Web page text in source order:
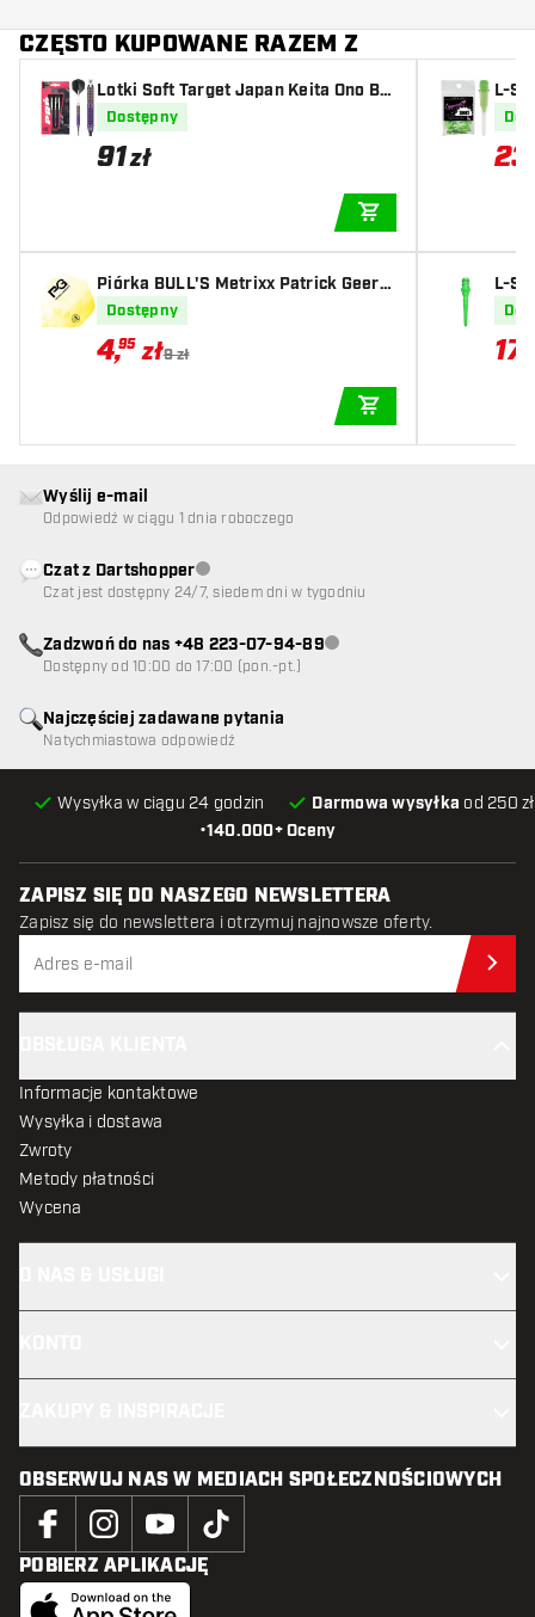
CZĘSTO KUPOWANE RAZEM Z
Lotki Soft Target Japan Keita Ono Br
ass
Dostępny
91zł
Piórka BULL'S Metrixx Patrick Geera
ets NO2
Dostępny
4,95 zł9 zł
L-
23
L-
17
•140.000+ Oceny
Wysyłka w ciągu 24 godzin Darmowa wysyłka od 250
Najczęściej zadawane pytania
Natychmiastowa odpowiedź
Wyślij e-mail
Odpowiedź w ciągu 1 dnia roboczego
Czat z DartshopperObsługa klienta niedostępna
Czat jest dostępny 24/7, siedem dni w tygodniu
Zadzwoń do nas +48 223-07-94-89Obsługa klienta niedostępna
Dostępny od 10:00 do 17:00 (pon.-pt.)
ZAPISZ SIĘ DO NASZEGO NEWSLETTERA
Zapisz się do newslettera i otrzymuj najnowsze oferty.
Informacje kontaktowe
Wysyłka i dostawa
Zwroty
Metody płatności
Wycena
OBSERWUJ NAS W MEDIACH SPOŁECZNOŚCIOWYCH
POBIERZ APLIKACJĘ